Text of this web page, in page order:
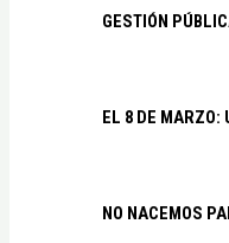
GESTIÓN
EL 8 DE MARZO:
NO NACEMOS